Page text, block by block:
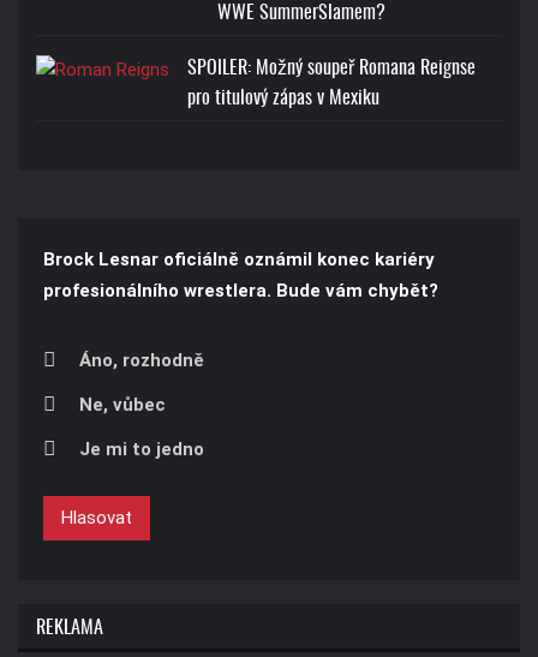
WWE SummerSlamem?
SPOILER: Možný soupeř Romana Reignse
pro titulový zápas v Mexiku
Brock Lesnar oficiálně oznámil konec kariéry
profesionálního wrestlera. Bude vám chybět?
Áno, rozhodně
Ne, vůbec
Je mi to jedno
Hlasovat
REKLAMA